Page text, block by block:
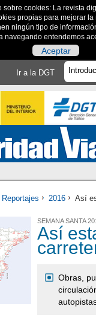
sobre cookies: La revista
propias para mejorar
ningún tipo de
navegando entendemos
Aceptar
Ir a la DGT
Reportajes 2016 Así
SEMANA SANTA
Así
Obras,